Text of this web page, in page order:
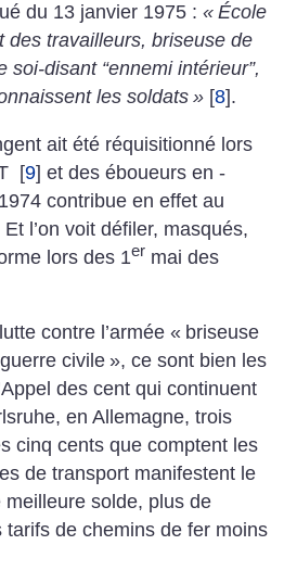
du 13 janvier 1975 :« École
des travailleurs, briseuse de
soi-disant “ennemi intérieur”,
les soldats » [8].
ait été réquisitionné lors
[9] et des éboueurs en ­
contribue en effet au
l’on voit défiler, masqués,
lors des 1er mai des
contre l’armée « briseuse
guerre civile », ce sont bien les
des cent qui continuent
en Allemagne, trois
cinq cents que comptent les
de transport manifestent le
solde, plus de
tarifs de chemins de fer moins